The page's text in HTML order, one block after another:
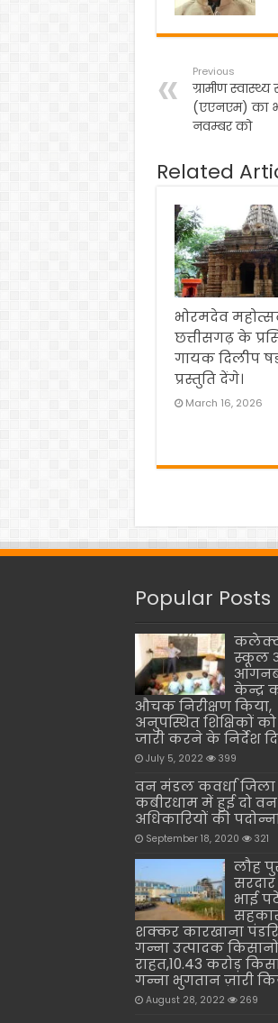
Previous
ग्रामीण
(एएनएम) का
नवम्बर को
Related
भोरमदेव
छत्तीसगढ़ के
गायक दिलीप
प्रस्तुति देंगे।
March 16, 2026
Popular Posts
स्कूल
केन्द्र
औचक निरीक्षण किया,
अनुपस्थित शिक्षिकों
जारी करने के निर्देश
July 5, 2022 399
वन मंडल कवर्धा जिला
कबीरधाम में हुई दो वन
अधिकारियों की
September 18, 2020 321
लौह
भाई
शक्कर कारखाना
गन्ना उत्पादक
राहत,10.43 करोड़
गन्ना भुगतान ज़ारी
August 28, 2022 269